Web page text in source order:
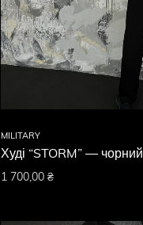
MILITARY
Худі “STORM” — чорний
1 700,00₴